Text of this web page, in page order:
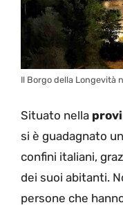
Il Borgo della Longevità
Situato nella
si è guadagnato
confini italiani,
dei suoi abitanti.
persone che